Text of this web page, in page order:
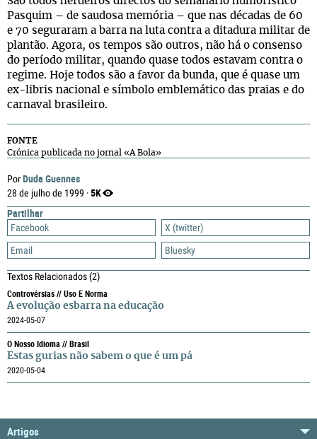
PorDuda Guennes
28 de julho de 1999 ·5K
Partilhar
Facebook
X (twitter)
Email
Bluesky
Textos Relacionados(2)
Controvérsias // Uso E Norma
A evolução esbarra na educação
2024-05-07
O Nosso Idioma // Brasil
Estas gurias não sabem o que é um pá
2020-05-04
Pasquim – de saudosa memória – que nas décadas de 60
e 70 seguraram a barra na luta contra a ditadura militar de
plantão. Agora, os tempos são outros, não há o consenso
do período militar, quando quase todos estavam contra o
regime. Hoje todos são a favor da bunda, que é quase um
ex-libris nacional e símbolo emblemático das praias e do
carnaval brasileiro.
FONTE
Crónica publicada no jornal «A Bola»
Artigos